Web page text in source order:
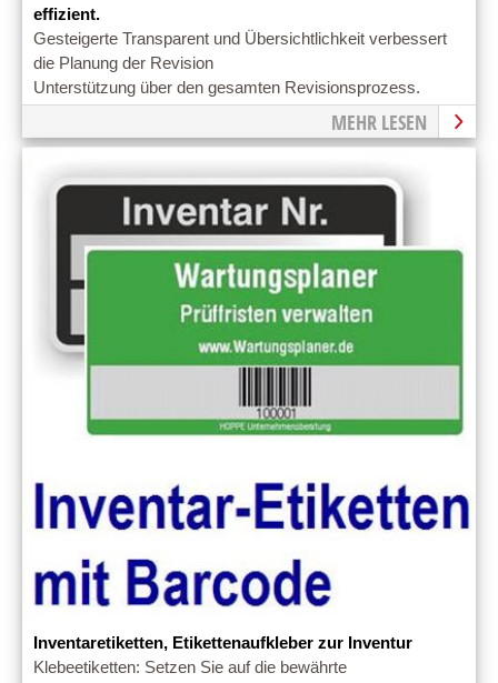
effizient.
Gesteigerte Transparent und Übersichtlichkeit verbessert
die Planung der Revision
Unterstützung über den gesamten Revisionsprozess.
MEHR LESEN
Inventaretiketten, Etikettenaufkleber zur Inventur
Klebeetiketten: Setzen Sie auf die bewährte